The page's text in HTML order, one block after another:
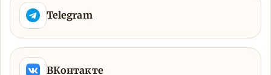
Telegram
ВКонтакте